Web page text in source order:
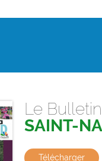
Le Bulletin
SAINT-
Télécharger